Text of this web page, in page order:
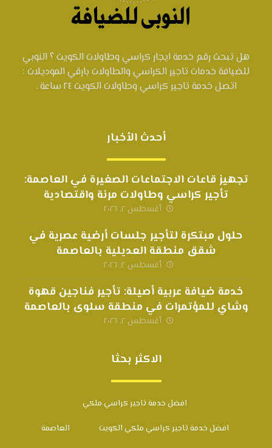
هل تبحث رقم خدمة ايجار كراسي وطاولات الكويت ؟ النوبي
للضيافة خدمات تاجير الكراسي والطاولات بارقي الموديلات :
اتصل خدمة تاجير كراسي وطاولات الكويت ٢٤ ساعة .
أحدث الأخبار
تجهيز قاعات الاجتماعات الصغيرة في العاصمة:
تأجير كراسي وطاولات مرنة واقتصادية
أغسطس ٢, ٢٠٢٦
حلول مبتكرة لتأجير جلسات أرضية عصرية في
شقق منطقة العديلية بالعاصمة
أغسطس ٢, ٢٠٢٦
خدمة ضيافة عربية أصيلة: تأجير فناجين قهوة
وشاي للمؤتمرات في منطقة سلوى بالعاصمة
أغسطس ٢, ٢٠٢٦
الاكثر بحثا
افضل خدمة تاجير كراسي ملكي
افضل خدمة تاجير كراسي ملكي الكويت العاصمة